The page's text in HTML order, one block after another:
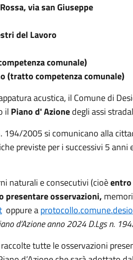
via san Giuseppe
del Lavoro
comunale)
(tratto competenza comunale)
acustica, il Comune di
il Piano d' Azionedegli assi
194/2005 si comunicano alla
previste per i successivi 5
naturali e consecutivi (cioèentro
presentare osservazioni,
oppure a
d’Azione anno 2024 D.Lgs n.
tutte le osservazioni